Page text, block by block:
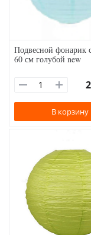
Подвесной фонарик
60 см голубой new
В корзину